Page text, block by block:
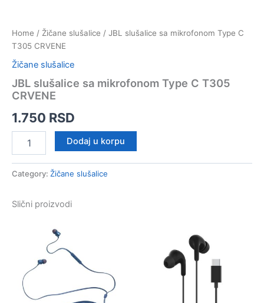
Home / Žičane slušalice / JBL slušalice sa mikrofonom Type C
T305 CRVENE
Žičane slušalice
JBL slušalice sa mikrofonom Type C T305
CRVENE
1.750 RSD
slušalice
mikrofonom
T305
Dodaj u korpu
Category: Žičane slušalice
Slični proizvodi